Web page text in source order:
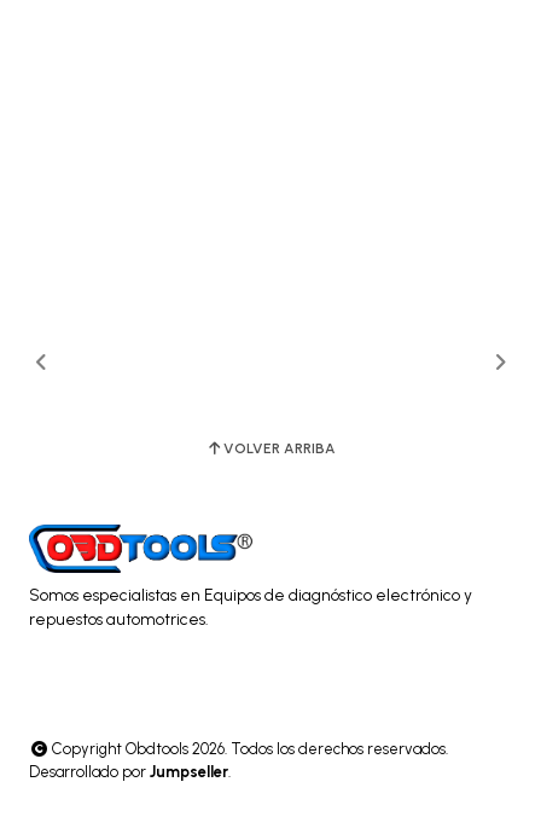
VOLVER ARRIBA
Somos especialistas en Equipos de diagnóstico electrónico y
repuestos automotrices.
Copyright Obdtools 2026. Todos los derechos reservados.
Desarrollado por Jumpseller.